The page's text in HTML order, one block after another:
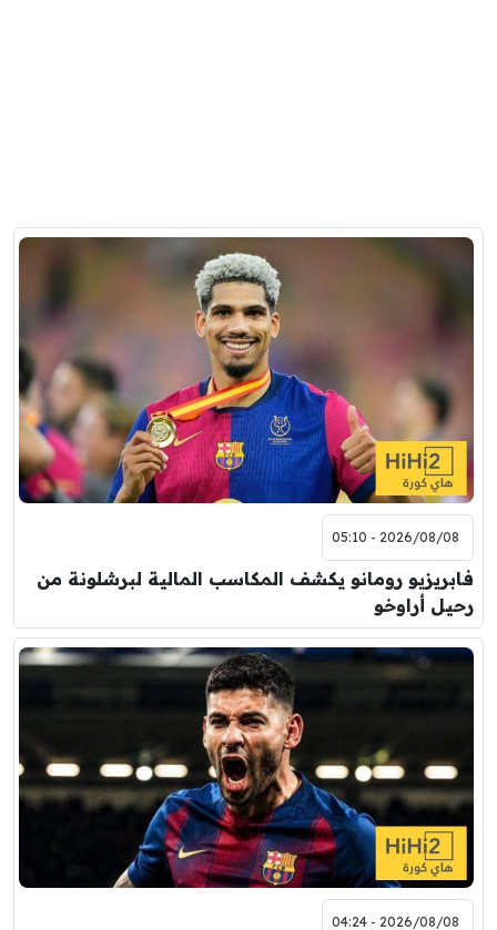
2026/08/08 - 05:10
فابريزيو رومانو يكشف المكاسب المالية لبرشلونة من
رحيل أراوخو
2026/08/08 - 04:24